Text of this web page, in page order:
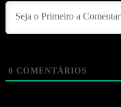
0 COMENTÁRIOS